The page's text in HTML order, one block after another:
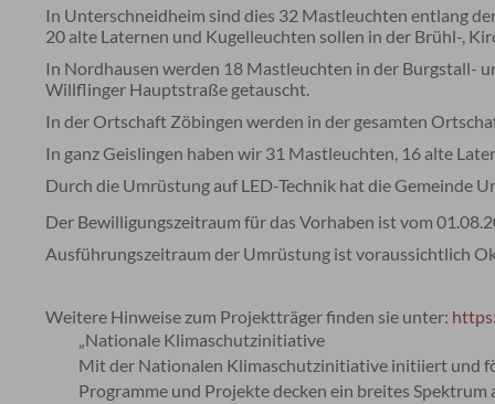
In Unterschneidheim sind dies 32 Mastleuchten entlang
20 alte Laternen und Kugelleuchten sollen in der Brühl-,
In Nordhausen werden 18 Mastleuchten in der Burgstall-
Willflinger Hauptstraße getauscht.
In der Ortschaft Zöbingen werden in der gesamten
In ganz Geislingen haben wir 31 Mastleuchten, 16 alte
Durch die Umrüstung auf LED-Technik hat die Gemeinde
Der Bewilligungszeitraum für das Vorhaben ist vom
Ausführungszeitraum der Umrüstung ist voraussichtlich
Weitere Hinweise zum Projektträger finden sie unter:
„Nationale Klimaschutzinitiative
Mit der Nationalen Klimaschutzinitiative initiiert und
Programme und Projekte decken ein breites